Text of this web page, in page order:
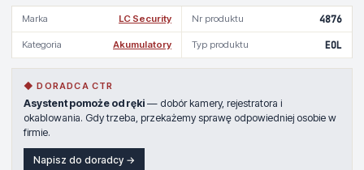
Marka LC Security Nr produktu 4876
Kategoria Akumulatory Typ produktu EOL
◆ DORADCA CTR
Asystent pomoże od ręki — dobór kamery, rejestratora i
okablowania. Gdy trzeba, przekażemy sprawę odpowiedniej osobie w
firmie.
Napisz do doradcy →